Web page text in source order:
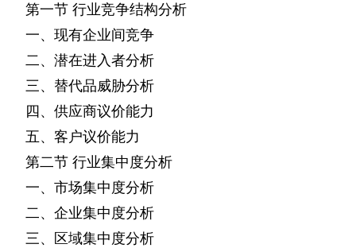
第一节 行业竞争结构分析
一、现有企业间竞争
二、潜在进入者分析
三、替代品威胁分析
四、供应商议价能力
五、客户议价能力
第二节 行业集中度分析
一、市场集中度分析
二、企业集中度分析
三、区域集中度分析